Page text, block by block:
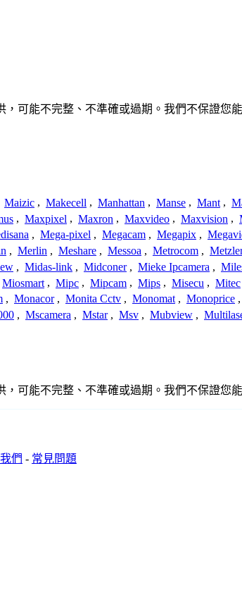
可能不完整、不準確或過期。我們不保證您
Maizic , Makecell , Manhattan , Manse , Mant ,
, Maxpixel , Maxron , Maxvideo , Maxvision ,
, Mega-pixel , Megacam , Megapix ,
, Merlin , Meshare , Messoa , Metrocom ,
, Midas-link , Midconer , Mieke Ipcamera ,
Miosmart , Mipc , Mipcam , Mips , Misecu , Mitec
, Monacor , Monita Cctv , Monomat , Monoprice ,
, Mscamera , Mstar , Msv , Mubview ,
可能不完整、不準確或過期。我們不保證您
們 - 常見問題